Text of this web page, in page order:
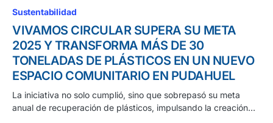
Sustentabilidad
VIVAMOS CIRCULAR SUPERA SU META
2025 Y TRANSFORMA MÁS DE 30
TONELADAS DE PLÁSTICOS EN UN NUEVO
ESPACIO COMUNITARIO EN PUDAHUEL
La iniciativa no solo cumplió, sino que sobrepasó su meta
anual de recuperación de plásticos, impulsando la creación…